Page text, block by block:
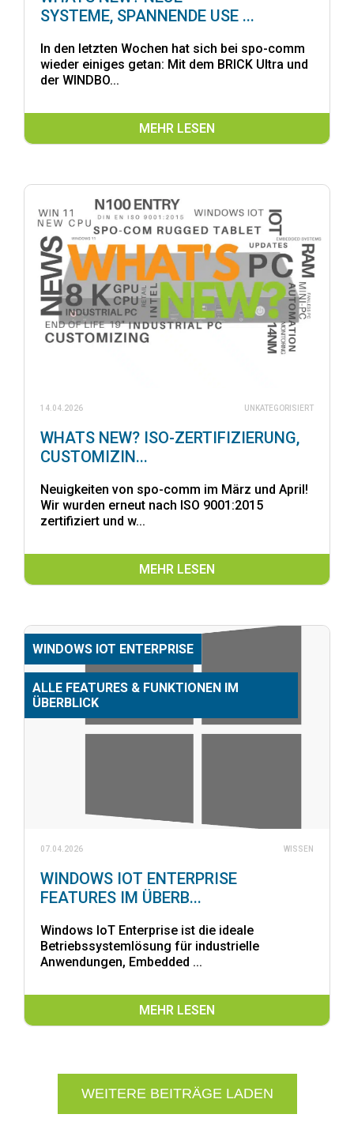
SYSTEME, SPANNENDE USE ...
In den letzten Wochen hat sich bei spo-comm
wieder einiges getan: Mit dem BRICK Ultra und
der WINDBO...
MEHR LESEN
14.04.2026 UNKATEGORISIERT
WHATS NEW? ISO-ZERTIFIZIERUNG,
CUSTOMIZIN...
Neuigkeiten von spo-comm im März und April!
Wir wurden erneut nach ISO 9001:2015
zertifiziert und w...
MEHR LESEN
WINDOWS IOT ENTERPRISE
ALLE FEATURES & FUNKTIONEN IM
ÜBERBLICK
07.04.2026 WISSEN
WINDOWS IOT ENTERPRISE
FEATURES IM ÜBERB...
Windows IoT Enterprise ist die ideale
Betriebssystemlösung für industrielle
Anwendungen, Embedded ...
MEHR LESEN
WEITERE BEITRÄGE LADEN